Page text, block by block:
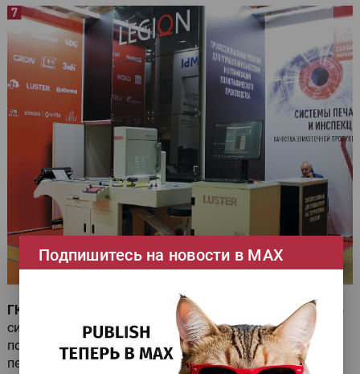
ГК «ЛЕГИОН»
показала узкорулонную инспекционную
систему
LUSTER LabelHERO (7). Такие системы
появились в связи с распространением рулонной
печати этикеточной продукции и повышением её
Подпишитесь на новости в МАХ